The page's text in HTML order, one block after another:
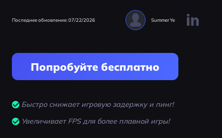
Последнее обновление: 07/22/2026 Summer Ye
Попробуйте бесплатно
Быстро снижает игровую задержку и пинг!
Увеличивает FPS для более плавной игры!